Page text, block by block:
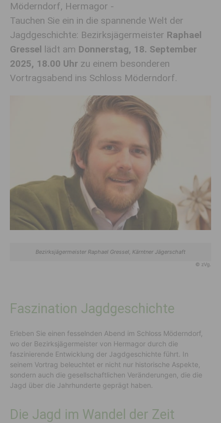
Möderndorf, Hermagor -
Tauchen Sie ein in die spannende Welt der
Jagdgeschichte: Bezirksjägermeister Raphael
Gressel lädt am Donnerstag, 18. September
2025, 18.00 Uhr zu einem besonderen
Vortragsabend ins Schloss Möderndorf.
Bezirksjägermeister Raphael Gressel, Kärntner Jägerschaft
© zVg.
Faszination Jagdgeschichte
Erleben Sie einen fesselnden Abend im Schloss Möderndorf,
wo der Bezirksjägermeister von Hermagor durch die
faszinierende Entwicklung der Jagdgeschichte führt. In
seinem Vortrag beleuchtet er nicht nur historische Aspekte,
sondern auch die gesellschaftlichen Veränderungen, die die
Jagd über die Jahrhunderte geprägt haben.
Die Jagd im Wandel der Zeit